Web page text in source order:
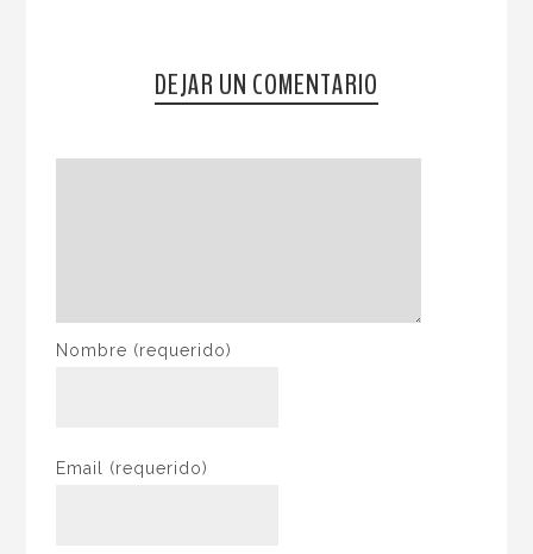
DEJAR UN COMENTARIO
Nombre (requerido)
Email (requerido)